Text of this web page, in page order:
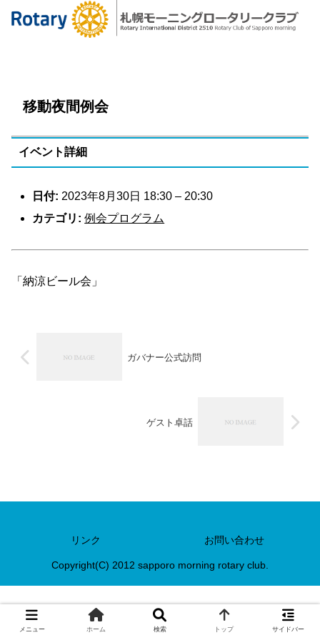
移動夜間例会
イベント詳細
日付: 2023年8月30日 18:30 – 20:30
カテゴリ: 例会プログラム
「納涼ビール会」
ガバナー公式訪問
ゲスト卓話
リンク お問い合わせ
Copyright(C) 2012 sapporo morning rotary club.
メニュー ホーム 検索 トップ サイドバー